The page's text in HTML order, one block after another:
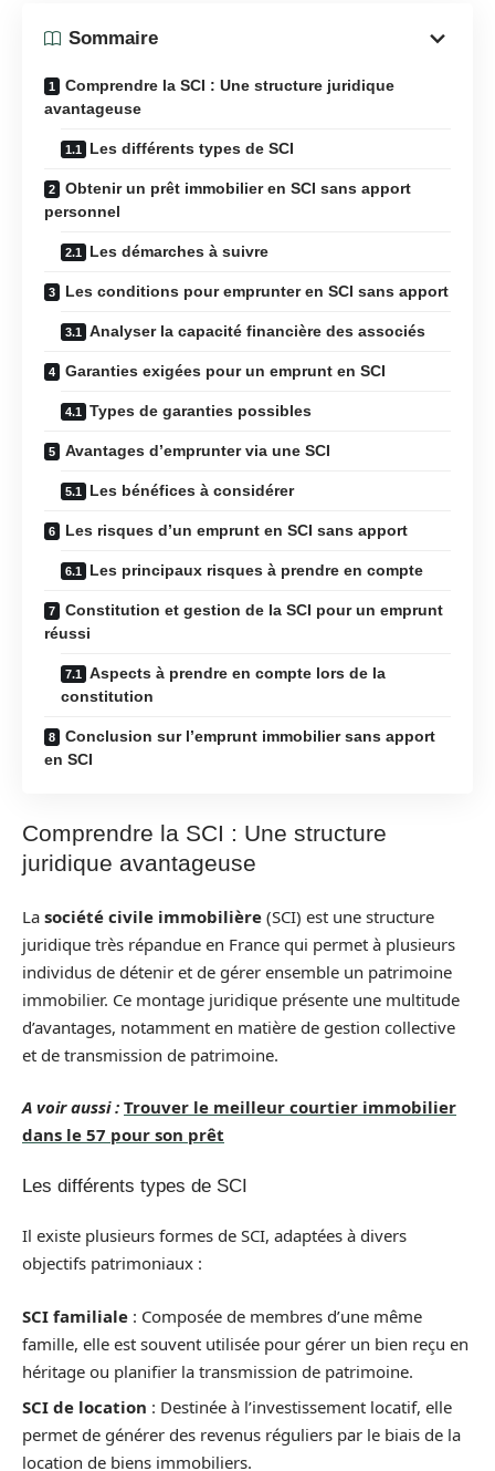
Sommaire
Comprendre la SCI : Une structure juridique
avantageuse
Les différents types de SCI
Obtenir un prêt immobilier en SCI sans apport
personnel
Les démarches à suivre
Les conditions pour emprunter en SCI sans apport
Analyser la capacité financière des associés
Garanties exigées pour un emprunt en SCI
Types de garanties possibles
Avantages d’emprunter via une SCI
Les bénéfices à considérer
Les risques d’un emprunt en SCI sans apport
Les principaux risques à prendre en compte
Constitution et gestion de la SCI pour un emprunt
réussi
Aspects à prendre en compte lors de la
constitution
Conclusion sur l’emprunt immobilier sans apport
en SCI
Comprendre la SCI : Une structure
juridique avantageuse
La société civile immobilière (SCI) est une structure
juridique très répandue en France qui permet à plusieurs
individus de détenir et de gérer ensemble un patrimoine
immobilier. Ce montage juridique présente une multitude
d’avantages, notamment en matière de gestion collective
et de transmission de patrimoine.
A voir aussi : Trouver le meilleur courtier immobilier
dans le 57 pour son prêt
Les différents types de SCI
Il existe plusieurs formes de SCI, adaptées à divers
objectifs patrimoniaux :
SCI familiale : Composée de membres d’une même
famille, elle est souvent utilisée pour gérer un bien reçu en
héritage ou planifier la transmission de patrimoine.
SCI de location : Destinée à l’investissement locatif, elle
permet de générer des revenus réguliers par le biais de la
location de biens immobiliers.